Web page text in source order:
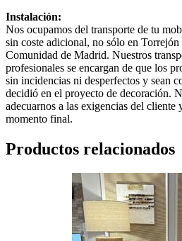
Instalación:
Nos ocupamos del transporte de tu
sin coste adicional, no sólo en
Comunidad de Madrid. Nuestros
profesionales se encargan de que los
sin incidencias ni desperfectos y sean
decidió en el proyecto de decoración.
adecuarnos a las exigencias del cliente
momento final.
Productos relacionados